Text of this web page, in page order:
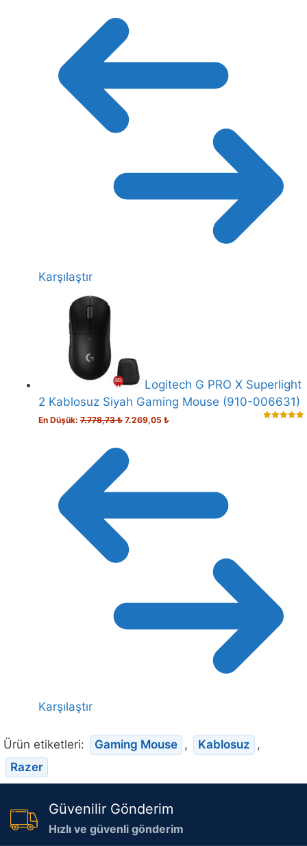
Karşılaştır
Logitech G PRO X Superlight
2 Kablosuz Siyah Gaming Mouse (910-006631)
En Düşük: 7.778,73₺ Orijinal
7.269,05 ₺
Karşılaştır
Ürün etiketleri: Gaming Mouse , Kablosuz
,
Razer
Güvenilir Gönderim
Hızlı ve güvenli gönderim